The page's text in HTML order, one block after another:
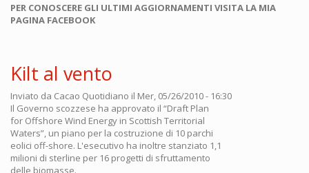
PER CONOSCERE GLI ULTIMI AGGIORNAMENTI VISITA LA MIA
PAGINA FACEBOOK
Kilt al vento
Inviato da Cacao Quotidiano il Mer, 05/26/2010 - 16:30
Il Governo scozzese ha approvato il “Draft Plan
for Offshore Wind Energy in Scottish Territorial
Waters”, un piano per la costruzione di 10 parchi
eolici off-shore. L'esecutivo ha inoltre stanziato 1,1
milioni di sterline per 16 progetti di sfruttamento
delle biomasse.